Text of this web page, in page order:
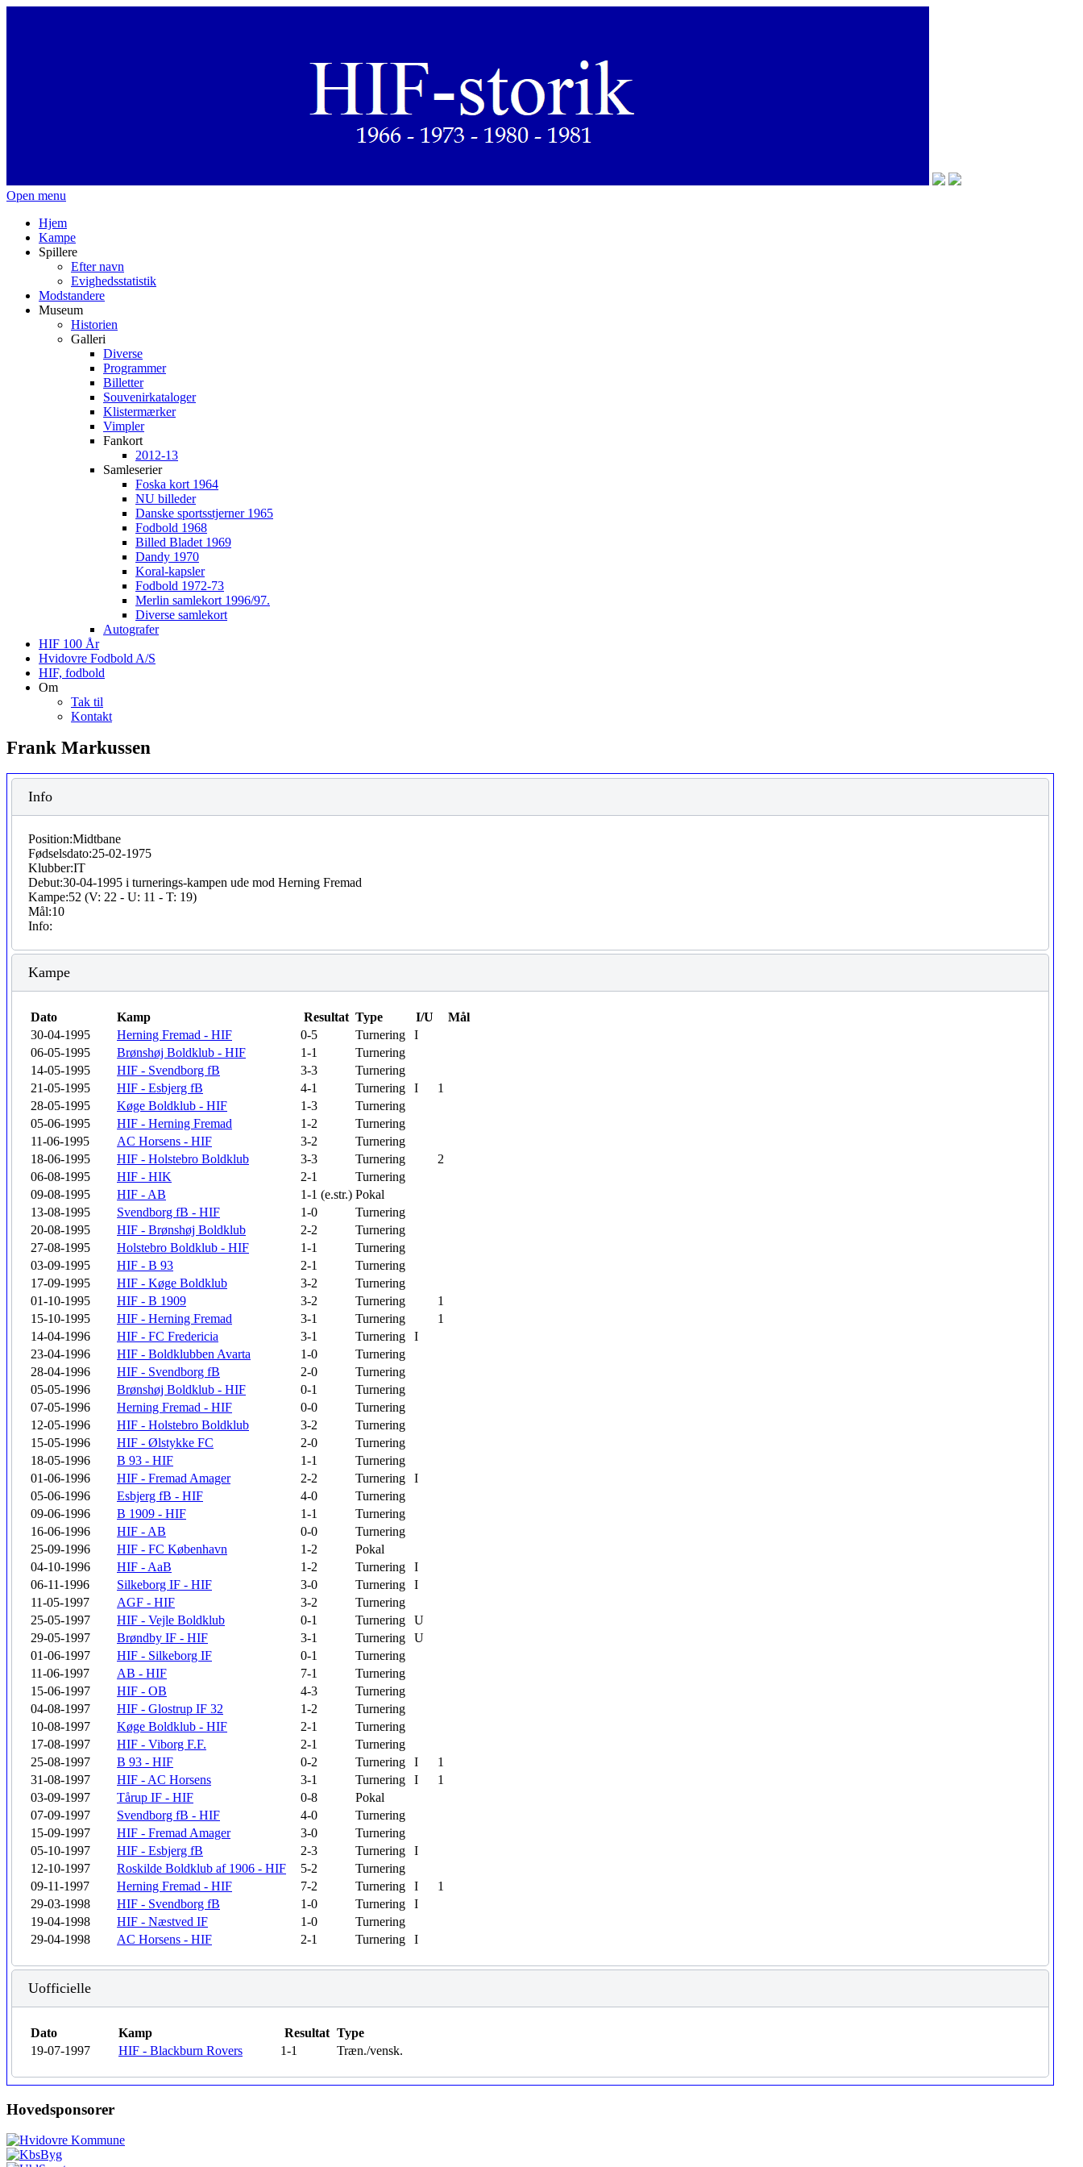
Open menu
Hjem
Kampe
Spillere
Efter navn
Evighedsstatistik
Modstandere
Museum
Historien
Galleri
Diverse
Programmer
Billetter
Souvenirkataloger
Klistermærker
Vimpler
Fankort
2012-13
Samleserier
Foska kort 1964
NU billeder
Danske sportsstjerner 1965
Fodbold 1968
Billed Bladet 1969
Dandy 1970
Koral-kapsler
Fodbold 1972-73
Merlin samlekort 1996/97.
Diverse samlekort
Autografer
HIF 100 År
Hvidovre Fodbold A/S
HIF, fodbold
Om
Tak til
Kontakt
Frank Markussen
Info
Position:Midtbane
Fødselsdato:25-02-1975
Klubber:IT
Debut:30-04-1995 i turnerings-kampen ude mod Herning Fremad
Kampe:52 (V: 22 - U: 11 - T: 19)
Mål:10
Info:
Kampe
Dato Kamp Resultat Type I/U
Mål
30-04-1995
Herning Fremad - HIF 0-5 Turnering
I
06-05-1995
Brønshøj Boldklub - HIF 1-1
Turnering
14-05-1995
HIF - Svendborg fB 3-3
Turnering
21-05-1995
HIF - Esbjerg fB 4-1 Turnering I
1
28-05-1995
Køge Boldklub - HIF 1-3
Turnering
05-06-1995
HIF - Herning Fremad 1-2
Turnering
11-06-1995
AC Horsens - HIF 3-2
Turnering
18-06-1995
HIF - Holstebro Boldklub 3-3 Turnering
2
06-08-1995
HIF - HIK 2-1
Turnering
09-08-1995
HIF - AB 1-1 (e.str.) Pokal
13-08-1995
Svendborg fB - HIF 1-0
Turnering
20-08-1995
HIF - Brønshøj Boldklub 2-2
Turnering
27-08-1995
Holstebro Boldklub - HIF 1-1
Turnering
03-09-1995
HIF - B 93 2-1
Turnering
17-09-1995
HIF - Køge Boldklub 3-2
Turnering
01-10-1995
HIF - B 1909 3-2 Turnering
1
15-10-1995
HIF - Herning Fremad 3-1 Turnering
1
14-04-1996
HIF - FC Fredericia 3-1 Turnering
I
23-04-1996
HIF - Boldklubben Avarta 1-0
Turnering
28-04-1996
HIF - Svendborg fB 2-0
Turnering
05-05-1996
Brønshøj Boldklub - HIF 0-1
Turnering
07-05-1996
Herning Fremad - HIF 0-0
Turnering
12-05-1996
HIF - Holstebro Boldklub 3-2
Turnering
15-05-1996
HIF - Ølstykke FC 2-0
Turnering
18-05-1996
B 93 - HIF 1-1
Turnering
01-06-1996
HIF - Fremad Amager 2-2 Turnering
I
05-06-1996
Esbjerg fB - HIF 4-0
Turnering
09-06-1996
B 1909 - HIF 1-1
Turnering
16-06-1996
HIF - AB 0-0
Turnering
25-09-1996
HIF - FC København 1-2
Pokal
04-10-1996
HIF - AaB 1-2 Turnering
I
06-11-1996
Silkeborg IF - HIF 3-0 Turnering
I
11-05-1997
AGF - HIF 3-2
Turnering
25-05-1997
HIF - Vejle Boldklub 0-1 Turnering
U
29-05-1997
Brøndby IF - HIF 3-1 Turnering
U
01-06-1997
HIF - Silkeborg IF 0-1
Turnering
11-06-1997
AB - HIF 7-1
Turnering
15-06-1997
HIF - OB 4-3
Turnering
04-08-1997
HIF - Glostrup IF 32 1-2
Turnering
10-08-1997
Køge Boldklub - HIF 2-1
Turnering
17-08-1997
HIF - Viborg F.F. 2-1
Turnering
25-08-1997
B 93 - HIF 0-2 Turnering I
1
31-08-1997
HIF - AC Horsens 3-1 Turnering I
1
03-09-1997
Tårup IF - HIF 0-8
Pokal
07-09-1997
Svendborg fB - HIF 4-0
Turnering
15-09-1997
HIF - Fremad Amager 3-0
Turnering
05-10-1997
HIF - Esbjerg fB 2-3 Turnering
I
12-10-1997
Roskilde Boldklub af 1906 - HIF 5-2
Turnering
09-11-1997
Herning Fremad - HIF 7-2 Turnering I
1
29-03-1998
HIF - Svendborg fB 1-0 Turnering
I
19-04-1998
HIF - Næstved IF 1-0
Turnering
29-04-1998
AC Horsens - HIF 2-1 Turnering I
Uofficielle
Dato Kamp Resultat Type
19-07-1997
HIF - Blackburn Rovers 1-1 Træn./vensk.
Hovedsponsorer